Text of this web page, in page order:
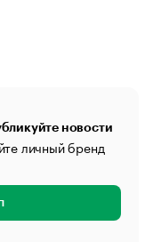
новости
личный бренд